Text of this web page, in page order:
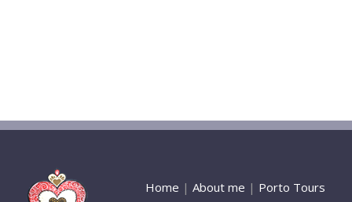
Home | About me | Porto Tours